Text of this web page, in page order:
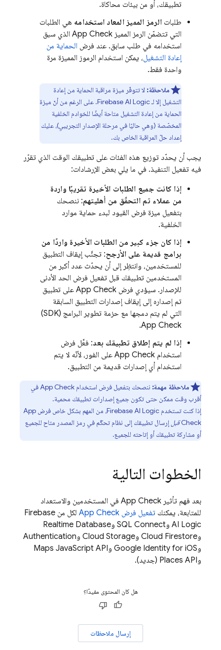
تطبيقك، أو من بيئات محاكاة.
طلبات الرمز المميز المعاد استخدامه هي الطلبات
التي تتضمّن الرمز المميز App Check الذي سبق
استخدامه في طلب سابق. عند فرض الحماية من
إعادة التشغيل، يمكن استخدام الرموز المميزة مرة
واحدة فقط.
ملاحظة: لا تتوفّر ميزة مراقبة الحماية من إعادة
التشغيل إلا لـFirebase AI Logic. على الرغم من أنّ ميزة
الحماية من إعادة التشغيل متاحة أيضًا للخوادم الخلفية
المخصّصة (وهي حاليًا في مرحلة الإصدار التجريبي)، عليك
إعداد حلّ المراقبة الخاص بك.
يجب أن يحدّد توزيع هذه الفئات على تطبيقك الوقت الذي تقرّر
فيه تفعيل التنفيذ. في ما يلي بعض الإرشادات:
إذا كانت جميع الطلبات الأخيرة تقريبًا واردة
من عملاء تم التحقّق من أهليتهم: ننصحك
بتفعيل ميزة فرض القيود لبدء حماية موارد
الخلفية.
إذا كان جزء كبير من الطلبات الأخيرة واردًا من
برامج قديمة على الأرجح: تجنَّب إيقاف التطبيق
للمستخدمين، وانتظِر إلى أن يحدّث عدد أكبر من
المستخدمين تطبيقك قبل تفعيل فرض الحد الأدنى
للإصدار. سيؤدي فرض App Check على تطبيق
تم إصداره إلى إيقاف إصدارات التطبيق السابقة
التي لم يتم دمجها مع حزمة تطوير البرامج (SDK)
App Check
.
إذا لم يتم إطلاق تطبيقك بعد: فعِّل فرض
استخدام App Check على الفور، لأنّه لا يتم
استخدام أي إصدارات قديمة من التطبيق.
ملاحظة مهمة: ننصحك بتفعيل فرض استخدام App Checkفي
أقرب وقت ممكن حتى تكون جميع إصدارات تطبيقك محمية.
إذا كنت تستخدم Firebase AI Logic، من المهم بشكل خاص فرض App
Check قبل إرسال تطبيقك إلى نظام تحكّم في رمز المصدر متاح للجميع
أو مشاركة تطبيقك أو إتاحته للجميع.
الخطوات التالية
بعد فهم تأثير App Check في المستخدمين والاستعداد
للمتابعة، يمكنك تفعيل فرض App Check لكل من Firebase
AI Logic وSQL Connect وRealtime Database
وCloud Firestore وCloud Storage وAuthentication
وGoogle Identity for iOS وMaps JavaScript API
وPlaces API (جديد).
هل كان المحتوى مفيدًا؟
إرسال ملاحظات